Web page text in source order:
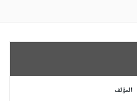
المؤلف